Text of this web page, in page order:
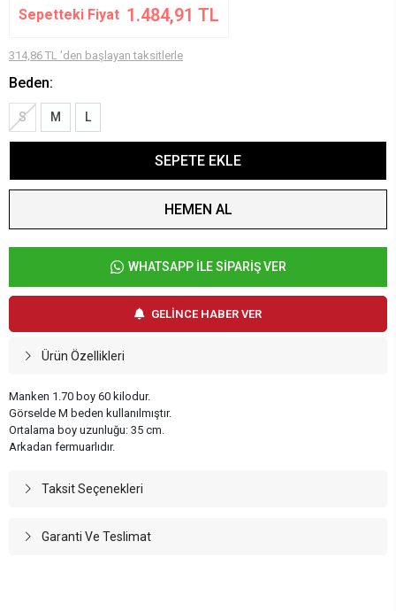
Sepetteki Fiyat 1.484,91 TL
314,86 TL 'den başlayan taksitlerle
Beden:
S M L
SEPETE EKLE
HEMEN AL
WHATSAPP İLE SİPARİŞ VER
GELİNCE HABER VER
Ürün Özellikleri
Manken 1.70 boy 60 kilodur.
Görselde M beden kullanılmıştır.
Ortalama boy uzunluğu: 35 cm.
Arkadan fermuarlıdır.
Taksit Seçenekleri
Garanti Ve Teslimat